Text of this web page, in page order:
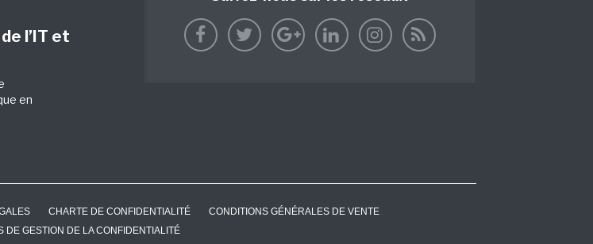
l’IT et
en
CHARTE DE CONFIDENTIALITÉ
CONDITIONS GÉNÉRALES DE VENTE
DE GESTION DE LA CONFIDENTIALITÉ